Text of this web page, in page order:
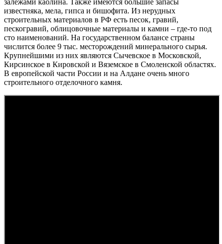
залежами каолина. Также имеются большие запасы
известняка, мела, гипса и бишофита. Из нерудных
строительных материалов в РФ есть песок, гравий,
пескогравий, облицовочные материалы и камни – где-то под
сто наименований. На государственном балансе страны
числится более 9 тыс. месторождений минерального сырья.
Крупнейшими из них являются Сычевское в Московской,
Кирсинское в Кировской и Вяземское в Смоленской областях.
В европейской части России и на Алдане очень много
строительного отделочного камня.